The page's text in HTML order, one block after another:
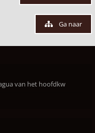
Ga naar
van het hoofdkw